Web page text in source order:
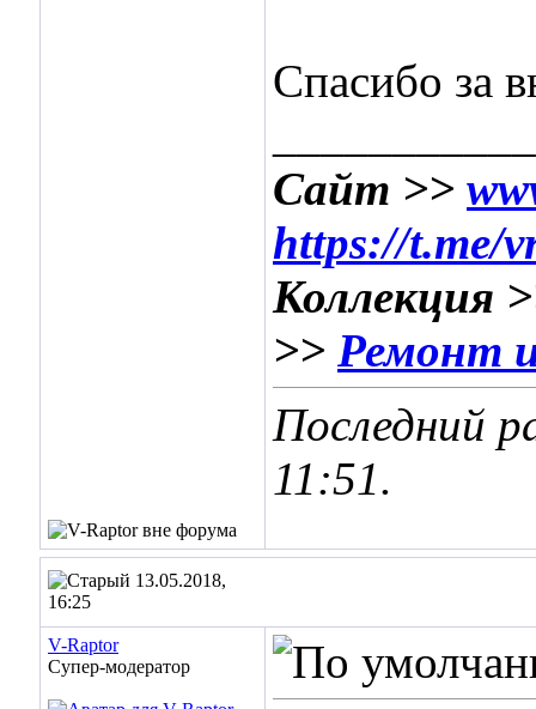
Спасибо за
Сайт >>
https://t.me/
Коллекция
>> Ремонт
Последний
11:51.
13.05.2018,
16:25
V-Raptor
Супер-модератор